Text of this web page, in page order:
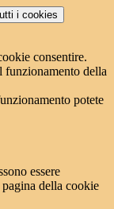
i cookies
consentire.
funzionamento della
potete
essere
della cookie